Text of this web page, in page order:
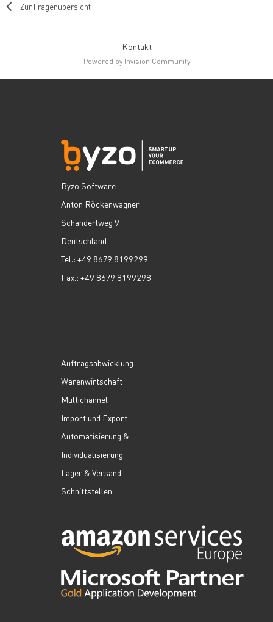
Zur Fragenübersicht
Kontakt
Powered by Invision Community
Byzo Software
Anton Röckenwagner
Schanderlweg 9
Deutschland
Tel.: +49 8679 8199299
Fax.: +49 8679 8199298
Auftragsabwicklung
Warenwirtschaft
Multichannel
Import und Export
Automatisierung &
Individualisierung
Lager & Versand
Schnittstellen